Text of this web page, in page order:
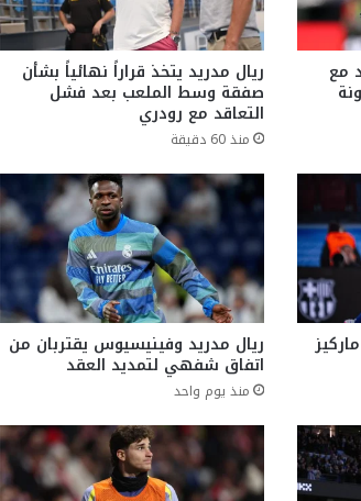
مع ريال مدريد يتخذ قراراً نهائياً بشأن
صفقة وسط الملعب بعد فشل
التعاقد مع رودري
منذ 60 دقيقة
ريال مدريد وفينيسيوس يقتربان من
اتفاق شفهي لتمديد العقد
منذ يوم واحد